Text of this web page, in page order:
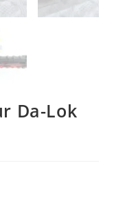
Da-Lok